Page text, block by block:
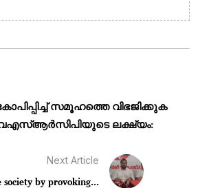
സമൂഹത്തെ വിഭജിക്കുക
ലക്ഷ്യം:
Next Article
society by provoking...